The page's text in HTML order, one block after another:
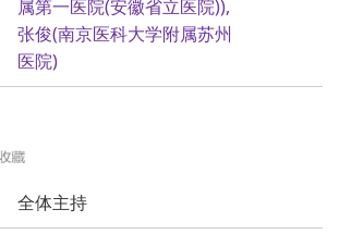
属第一医院(安徽省立医院)),
张俊(南京医科大学附属苏州
医院)
全体主持